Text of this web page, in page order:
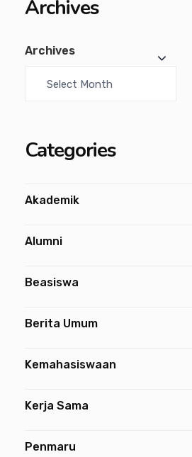
Archives
Archives
Categories
Akademik
Alumni
Beasiswa
Berita Umum
Kemahasiswaan
Kerja Sama
Penmaru